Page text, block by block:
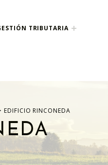
TRIBUTARIA
EDIFICIO RINCONEDA